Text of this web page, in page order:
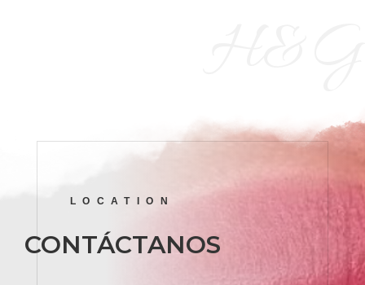
LOCATION
CONTÁCTANOS